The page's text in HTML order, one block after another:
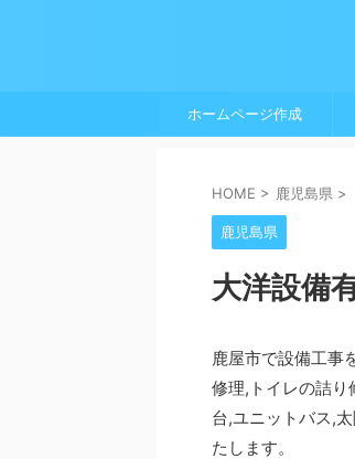
ホームページ作成
HOME > 鹿児島県 >
鹿児島県
大洋設備
鹿屋市で設備工事
修理,トイレの詰り
台,ユニットバス,
たします。